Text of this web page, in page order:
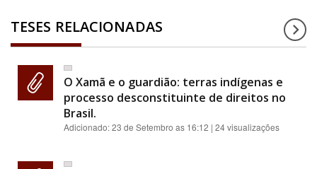
TESES RELACIONADAS
O Xamã e o guardião: terras indígenas e
processo desconstituinte de direitos no
Brasil.
Adicionado:23 de Setembro as 16:12 | 24 visualizações